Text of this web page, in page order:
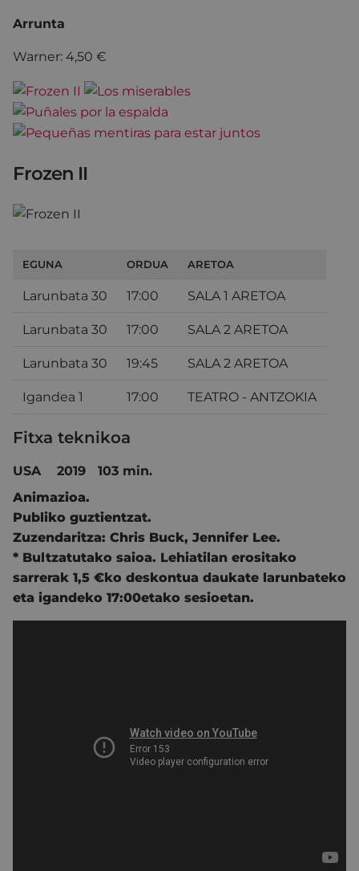
Arrunta
Warner: 4,50 €
Frozen II
EGUNA ORDUA ARETOA
Larunbata 30 17:00 SALA 1 ARETOA
Larunbata 30 17:00 SALA 2 ARETOA
Larunbata 30 19:45 SALA 2 ARETOA
Igandea 1 17:00 TEATRO - ANTZOKIA
Fitxa teknikoa
USA 2019 103 min.
Animazioa.
Publiko guztientzat.
Zuzendaritza: Chris Buck, Jennifer Lee.
* Bultzatutako saioa. Lehiatilan erositako
sarrerak 1,5 €ko deskontua daukate larunbateko
eta igandeko 17:00etako sesioetan.